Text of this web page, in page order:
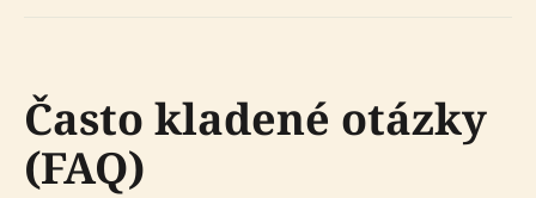
Často kladené otázky
(FAQ)